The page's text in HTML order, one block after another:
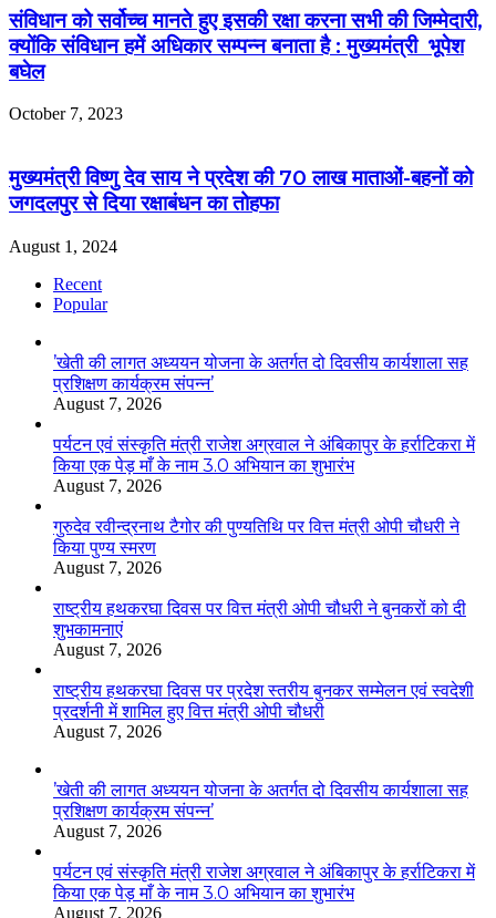
संविधान को सर्वोच्च मानते हुए इसकी रक्षा करना सभी की जिम्मेदारी,
क्योंकि संविधान हमें अधिकार सम्पन्न बनाता है : मुख्यमंत्री भूपेश
बघेल
October 7, 2023
मुख्यमंत्री विष्णु देव साय ने प्रदेश की 70 लाख माताओं-बहनों को
जगदलपुर से दिया रक्षाबंधन का तोहफा
August 1, 2024
Recent
Popular
’खेती की लागत अध्ययन योजना के अतर्गत दो दिवसीय कार्यशाला सह
प्रशिक्षण कार्यक्रम संपन्न’
August 7, 2026
पर्यटन एवं संस्कृति मंत्री राजेश अग्रवाल ने अंबिकापुर के हर्राटिकरा में
किया एक पेड़ माँ के नाम 3.0 अभियान का शुभारंभ
August 7, 2026
गुरुदेव रवीन्द्रनाथ टैगोर की पुण्यतिथि पर वित्त मंत्री ओपी चौधरी ने
किया पुण्य स्मरण
August 7, 2026
राष्ट्रीय हथकरघा दिवस पर वित्त मंत्री ओपी चौधरी ने बुनकरों को दी
शुभकामनाएं
August 7, 2026
राष्ट्रीय हथकरघा दिवस पर प्रदेश स्तरीय बुनकर सम्मेलन एवं स्वदेशी
प्रदर्शनी में शामिल हुए वित्त मंत्री ओपी चौधरी
August 7, 2026
’खेती की लागत अध्ययन योजना के अतर्गत दो दिवसीय कार्यशाला सह
प्रशिक्षण कार्यक्रम संपन्न’
August 7, 2026
पर्यटन एवं संस्कृति मंत्री राजेश अग्रवाल ने अंबिकापुर के हर्राटिकरा में
किया एक पेड़ माँ के नाम 3.0 अभियान का शुभारंभ
August 7, 2026